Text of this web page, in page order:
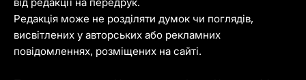
Редакція може не розділяти думок чи поглядів,
висвітлених у авторських або рекламних
повідомленнях, розміщених на сайті.